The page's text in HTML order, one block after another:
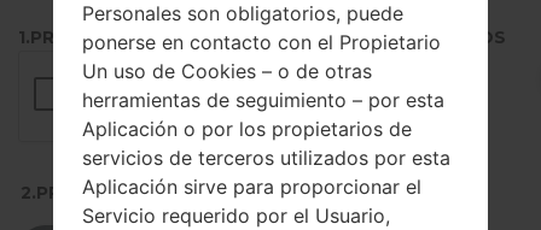
1.PRESIONE EL BOTÓN PARA CARGAR LOS ARCHIVOS
2.PRESIONE PARA DESCARGAR
Personales son obligatorios, puede
ponerse en contacto con el Propietario
Un uso de Cookies – o de otras
herramientas de seguimiento – por esta
Aplicación o por los propietarios de
servicios de terceros utilizados por esta
Aplicación sirve para proporcionar el
Servicio requerido por el Usuario,